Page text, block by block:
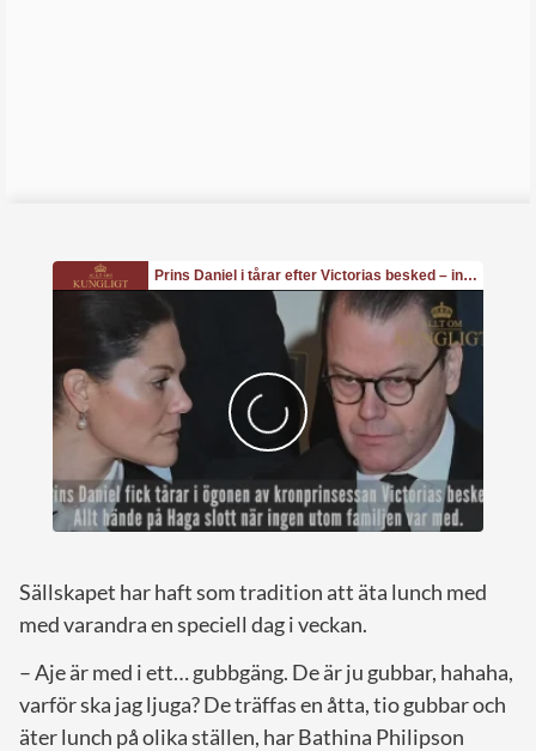
Sällskapet har haft som tradition att äta lunch med
med varandra en speciell dag i veckan.
– Aje är med i ett… gubbgäng. De är ju gubbar, hahaha,
varför ska jag ljuga? De träffas en åtta, tio gubbar och
äter lunch på olika ställen, har Bathina Philipson